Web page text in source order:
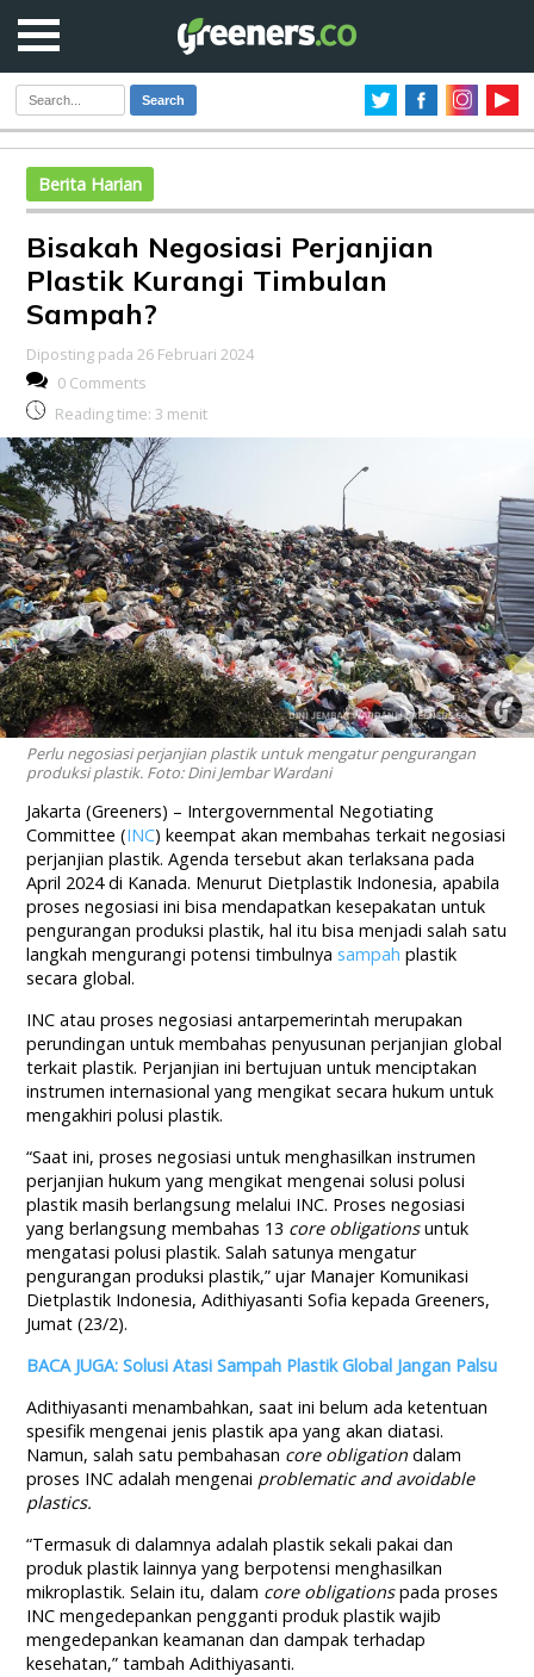
Search
Berita Harian
Bisakah Negosiasi Perjanjian
Plastik Kurangi Timbulan
Sampah?
Diposting pada 26 Februari 2024
0 Comments
Reading time: 3 menit
Perlu negosiasi perjanjian plastik untuk mengatur pengurangan
produksi plastik. Foto: Dini Jembar Wardani
Jakarta (Greeners) – Intergovernmental Negotiating
Committee (INC) keempat akan membahas terkait negosiasi
perjanjian plastik. Agenda tersebut akan terlaksana pada
April 2024 di Kanada. Menurut Dietplastik Indonesia, apabila
proses negosiasi ini bisa mendapatkan kesepakatan untuk
pengurangan produksi plastik, hal itu bisa menjadi salah satu
langkah mengurangi potensi timbulnya sampah plastik
secara global.
INC atau proses negosiasi antarpemerintah merupakan
perundingan untuk membahas penyusunan perjanjian global
terkait plastik. Perjanjian ini bertujuan untuk menciptakan
instrumen internasional yang mengikat secara hukum untuk
mengakhiri polusi plastik.
“Saat ini, proses negosiasi untuk menghasilkan instrumen
perjanjian hukum yang mengikat mengenai solusi polusi
plastik masih berlangsung melalui INC. Proses negosiasi
yang berlangsung membahas 13 core obligationsuntuk
mengatasi polusi plastik. Salah satunya mengatur
pengurangan produksi plastik,” ujar Manajer Komunikasi
Dietplastik Indonesia, Adithiyasanti Sofia kepada Greeners,
Jumat (23/2).
BACA JUGA: Solusi Atasi Sampah Plastik Global Jangan Palsu
Adithiyasanti menambahkan, saat ini belum ada ketentuan
spesifik mengenai jenis plastik apa yang akan diatasi.
Namun, salah satu pembahasan core obligationdalam
proses INC adalah mengenai problematic and avoidable
plastics.
“Termasuk di dalamnya adalah plastik sekali pakai dan
produk plastik lainnya yang berpotensi menghasilkan
mikroplastik. Selain itu, dalam core obligationspada proses
INC mengedepankan pengganti produk plastik wajib
mengedepankan keamanan dan dampak terhadap
kesehatan,” tambah Adithiyasanti.